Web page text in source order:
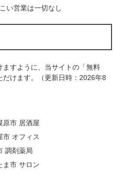
い営業は一切なし
すように、当サイトの「無料
だけます。（更新日時：2026年8
原市 居酒屋
市 オフィス
調剤薬局
ま市 サロン